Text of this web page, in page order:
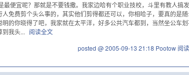
便宜呢？那就是不要钱撒。我家边哈有个职业技校，斗里有教人搞
免费剪个头么事的，其实他们剪得都还可以，你相哈子，要真的是
的你晓得了吧，我家就在太平洋，好多公共汽车都到，当然坐公车
我头... 阅读全文
posted @ 2005-09-13 21:18 Pootow 阅